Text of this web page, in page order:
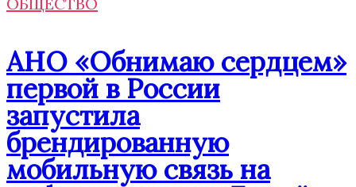
АНО «Обнимаю сердцем»
первой в России
запустила
брендированную
мобильную связь на